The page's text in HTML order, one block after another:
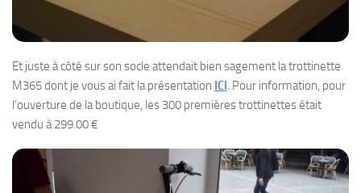
Et juste à côté sur son socle attendait bien sagement la trottinette
M365 dont je vous ai fait la présentation ICI. Pour information, pour
l’ouverture de la boutique, les 300 premières trottinettes était
vendu à 299.00 €